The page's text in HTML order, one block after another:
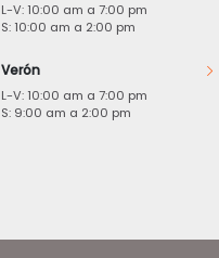
L-V: 10:00 am a 7:00 pm
S: 10:00 am a 2:00 pm
Verón
L-V: 10:00 am a 7:00 pm
S: 9:00 am a 2:00 pm